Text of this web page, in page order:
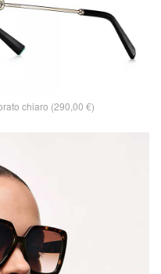
chiaro (290,00 €)